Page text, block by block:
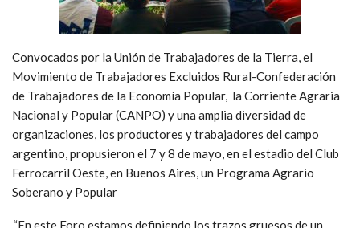
Convocados por la Unión de Trabajadores de la Tierra, el
Movimiento de Trabajadores Excluidos Rural-Confederación
de Trabajadores de la Economía Popular, la Corriente Agraria
Nacional y Popular (CANPO) y una amplia diversidad de
organizaciones, los productores y trabajadores del campo
argentino, propusieron el 7 y 8 de mayo, en el estadio del Club
Ferrocarril Oeste, en Buenos Aires, un Programa Agrario
Soberano y Popular
.“En este Foro estamos definiendo los trazos gruesos de un